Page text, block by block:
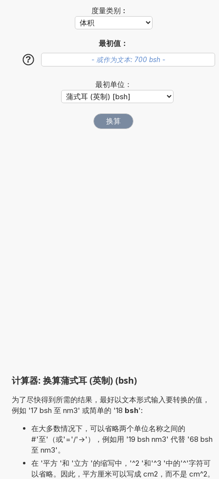
度量类别︰
最初值：
?
最初单位：
计算器: 换算蒲式耳 (英制) (bsh)
为了尽快得到所需的结果，最好以文本形式输入要转换的值，
例如 '17 bsh 至 nm3' 或简单的 '18 bsh':
在大多数情况下，可以省略两个单位名称之间的
#'至'（或'='/'->'），例如用 '19 bsh nm3' 代替 '68 bsh
至 nm3'。
在 '平方 '和 '立方 '的缩写中，'^2 '和'^3 '中的'^'字符可
以省略。因此，平方厘米可以写成 cm2，而不是 cm^2。